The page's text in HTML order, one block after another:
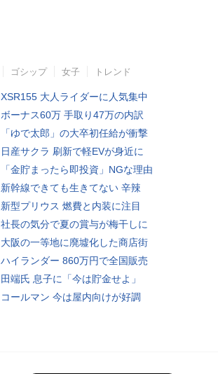
ゴシップ 女子 トレンド
XSR155 大人ライダーに人気集中
ボーナス60万 手取り47万の内訳
「ゆで太郎」の大卒初任給が衝撃
日産サクラ 刷新で軽EVが身近に
「金貯まったら即投資」NGな理由
新幹線できても生きてない 辛辣
新型プリウス 燃費と内装に注目
社長の気分で夏の賞与が梅干しに
大阪の一等地に廃墟化した商店街
ハイランダー 860万円で全国販売
田端氏 息子に「今は貯金せよ」
コールマン 今は屋内向けが好調